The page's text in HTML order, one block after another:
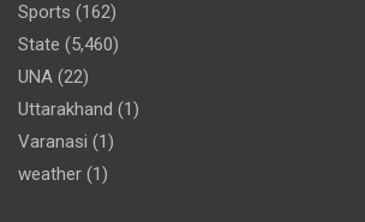
Sports (162)
State (5,460)
UNA (22)
Uttarakhand (1)
Varanasi (1)
weather (1)